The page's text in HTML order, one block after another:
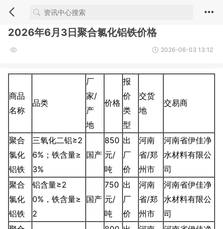
2026年6月3日聚合氯化铝铁价格
2026-06-03 13:12
商品
名称
品类
厂
家/
产
地
价格
报
价
类
型
交货
地
交易商
聚合
氯化
铝铁
三氧化二铝≥2
6%；铁含量≥
3%
国产
850
元/
吨
出
厂
价
河南
省/郑
州市
河南省伊佳净
水材料有限公
司
聚合
氯化
铝铁
铝含量≥2
0%，铁含量≥
2
国产
750
元/
吨
出
厂
价
河南
省/郑
州市
河南省伊佳净
水材料有限公
司